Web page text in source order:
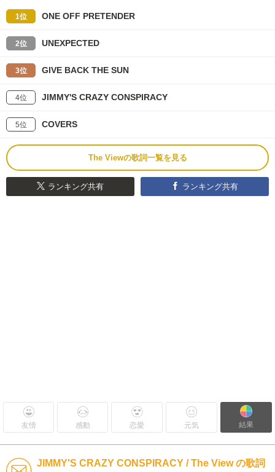
1位 ONE OFF PRETENDER
2位 UNEXPECTED
3位 GIVE BACK THE SUN
4位 JIMMY'S CRAZY CONSPIRACY
5位 COVERS
The Viewの歌詞一覧を見る
ランキング共有 ランキング共有
友情 感動 恋愛 元気 結果
JIMMY'S CRAZY CONSPIRACY / The View の歌詞